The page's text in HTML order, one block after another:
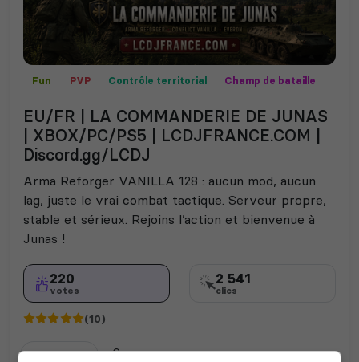
Fun PVP Contrôle territorial
Champ de bataille
EU/FR | LA COMMANDERIE DE JUNAS
| XBOX/PC/PS5 | LCDJFRANCE.COM |
Discord.gg/LCDJ
Arma Reforger VANILLA 128 : aucun mod, aucun
lag, juste le vrai combat tactique. Serveur propre,
stable et sérieux. Rejoins l’action et bienvenue à
Junas !
220
votes
2 541
clics
(10)
128 Slots